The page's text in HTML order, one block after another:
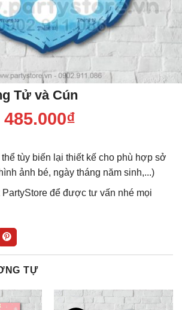
Tử và Cún
Giá
là:
585.000₫.
485.000₫Giá
tại
là:
485.000₫.
tùy biến lại thiết kế cho phù hợp sở
ảnh bé, ngày tháng năm sinh,...)
PartyStore để được tư vấn nhé mọi
TỰ